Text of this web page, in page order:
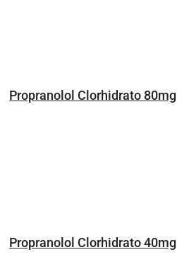
Propranolol Clorhidrato 80mg
Propranolol Clorhidrato 40mg